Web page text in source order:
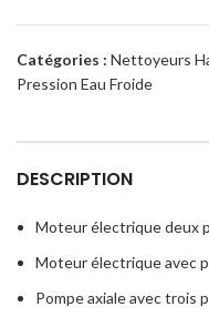
Catégories : Nettoyeurs
Pression Eau Froide
DESCRIPTION
Moteur électrique deux
Moteur électrique avec
Pompe axiale avec trois